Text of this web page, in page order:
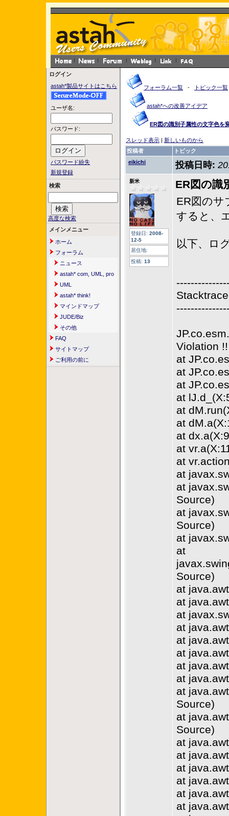
ログイン
astah*製品サイトはこちら
ユーザ名:
パスワード:
パスワード紛失
新規登録
検索
高度な検索
メインメニュー
ホーム
フォーラム
ニュース
astah* com, UML, pro
UML
astah* think!
マインドマップ
JUDE/Biz
その他
FAQ
サイトマップ
ご利用の前に
フォーラム一覧 - トピック一覧
astah*への改善アイデア
ER図の識別子属性の文字色を
スレッド表示 | 新しいものから
投稿者
トピック
eikichi
投稿日時:
新米
登録日: 2008-
12-5
居住地:
投稿: 13
ER図の識
ER図のサ
すると、
以下、ロ
Stacktrace
Violation !!
at
at
at
at
at
at
at
at
at
at
at
Source)
at
Source)
at
at
Source)
at
at
at
at
at
at
at
at
at
Source)
at
Source)
at
at
at
at
at
at